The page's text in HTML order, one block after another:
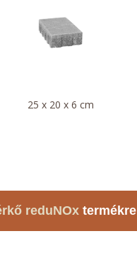
25 x 20 x 6 cm
reduNOxtermékre